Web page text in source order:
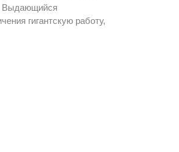
Выдающийся
гигантскую работу,